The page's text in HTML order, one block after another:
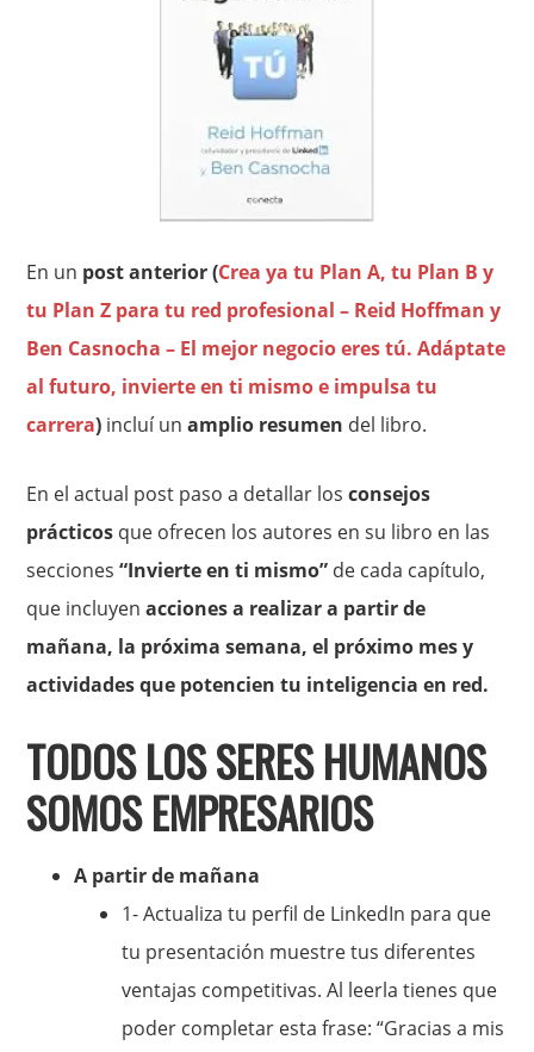
En un post anterior (Crea ya tu Plan A, tu Plan B y
tu Plan Z para tu red profesional – Reid Hoffman y
Ben Casnocha – El mejor negocio eres tú. Adáptate
al futuro, invierte en ti mismo e impulsa tu
carrera) incluí un amplio resumen del libro.
En el actual post paso a detallar los consejos
prácticos que ofrecen los autores en su libro en las
secciones “Invierte en ti mismo” de cada capítulo,
que incluyenacciones a realizar a partir de
mañana, la próxima semana, el próximo mes y
actividades que potencien tu inteligencia en red.
TODOS LOS SERES HUMANOS
SOMOS EMPRESARIOS
A partir de mañana
1- Actualiza tu perfil de LinkedIn para que
tu presentación muestre tus diferentes
ventajas competitivas. Al leerla tienes que
poder completar esta frase: “Gracias a mis